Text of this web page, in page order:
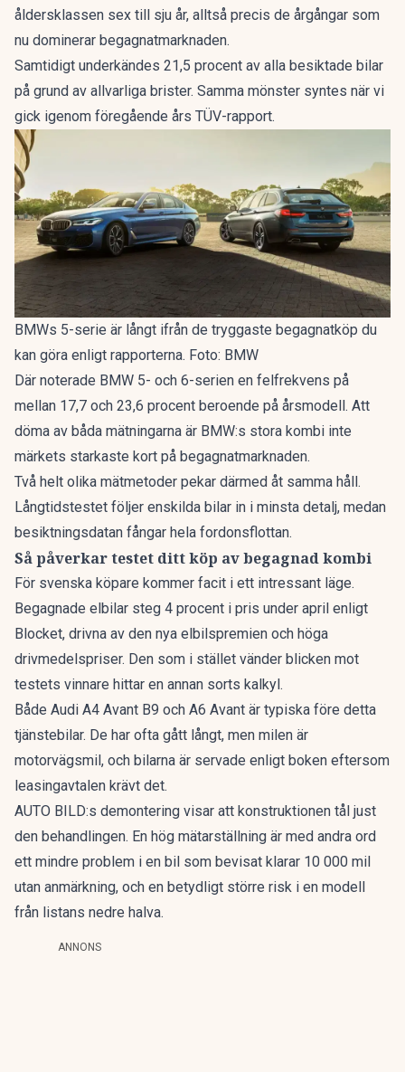
åldersklassen sex till sju år, alltså precis de årgångar som
nu dominerar begagnatmarknaden.
Samtidigt underkändes 21,5 procent av alla besiktade bilar
på grund av allvarliga brister. Samma mönster syntes när vi
gick igenom föregående års TÜV-rapport.
BMWs 5-serie är långt ifrån de tryggaste begagnatköp du
kan göra enligt rapporterna. Foto: BMW
Där noterade BMW 5- och 6-serien en felfrekvens på
mellan 17,7 och 23,6 procent beroende på årsmodell. Att
döma av båda mätningarna är BMW:s stora kombi inte
märkets starkaste kort på begagnatmarknaden.
Två helt olika mätmetoder pekar därmed åt samma håll.
Långtidstestet följer enskilda bilar in i minsta detalj, medan
besiktningsdatan fångar hela fordonsflottan.
Så påverkar testet ditt köp av begagnad kombi
För svenska köpare kommer facit i ett intressant läge.
Begagnade elbilar steg 4 procent i pris under april enligt
Blocket, drivna av den nya elbilspremien och höga
drivmedelspriser. Den som i stället vänder blicken mot
testets vinnare hittar en annan sorts kalkyl.
Både Audi A4 Avant B9 och A6 Avant är typiska före detta
tjänstebilar. De har ofta gått långt, men milen är
motorvägsmil, och bilarna är servade enligt boken eftersom
leasingavtalen krävt det.
AUTO BILD:s demontering visar att konstruktionen tål just
den behandlingen. En hög mätarställning är med andra ord
ett mindre problem i en bil som bevisat klarar 10 000 mil
utan anmärkning, och en betydligt större risk i en modell
från listans nedre halva.
ANNONS